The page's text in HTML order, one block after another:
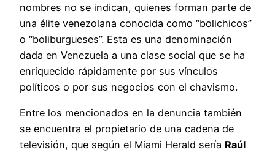
nombres no se indican, quienes forman parte de
una élite venezolana conocida como “bolichicos”
o “boliburgueses”. Esta es una denominación
dada en Venezuela a una clase social que se ha
enriquecido rápidamente por sus vínculos
políticos o por sus negocios con el chavismo.
Entre los mencionados en la denuncia también
se encuentra el propietario de una cadena de
televisión, que según el Miami Herald sería Raúl